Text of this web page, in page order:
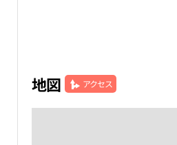
地図 アクセス